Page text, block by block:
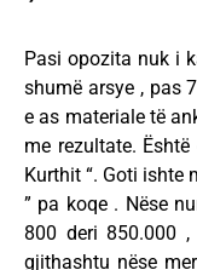
Pasi opozita nuk i
shumë arsye , pas
e as materiale të
me rezultate.
Kurthit “. Goti ishte
” pa koqe . Nëse
800 deri 850.000
gjithashtu nëse